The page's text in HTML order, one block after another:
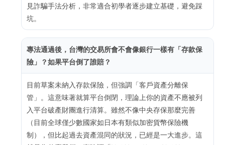
見詐騙手法分析，非常適合初學者逐步建立基礎，避免踩
坑。
專法通過後，台灣的交易所會不會像銀行一樣有「存款保
險」？如果平台倒了誰賠？
目前草案未納入存款保險，但強調「客戶資產分離保
管」。這意味著就算平台倒閉，理論上你的資產不應被列
入平台破產財團進行清算。雖然不像中央存保那麼完善
（目前全球僅少數國家如日本有類似加密貨幣保險機
制），但比起過去資產混同的狀況，已經是一大進步。這